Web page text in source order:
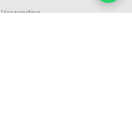
Verzending